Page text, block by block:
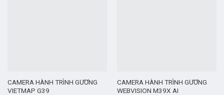
CAMERA HÀNH TRÌNH GƯƠNG
VIETMAP G39
CAMERA HÀNH TRÌNH GƯƠNG
WEBVISION M39X AI